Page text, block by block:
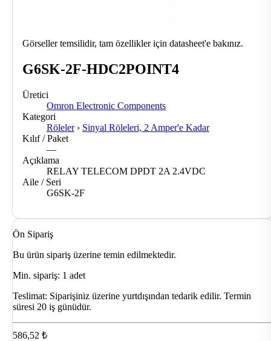
Görseller temsilidir, tam özellikler için datasheet'e bakınız.
G6SK-2F-HDC2POINT4
Üretici
Omron Electronic Components
Kategori
Röleler › Sinyal Röleleri, 2 Amper'e Kadar
Kılıf / Paket
—
Açıklama
RELAY TELECOM DPDT 2A 2.4VDC
Aile / Seri
G6SK-2F
Ön Sipariş
Bu ürün sipariş üzerine temin edilmektedir.
Min. sipariş: 1 adet
Teslimat: Siparişiniz üzerine yurtdışından tedarik edilir. Termin
süresi 20 iş günüdür.
586,52 ₺